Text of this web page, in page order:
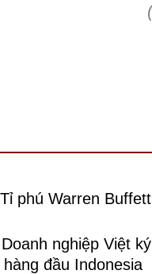
Tỉ phú Warren
Doanh nghiệp Việt
đầu Indonesia